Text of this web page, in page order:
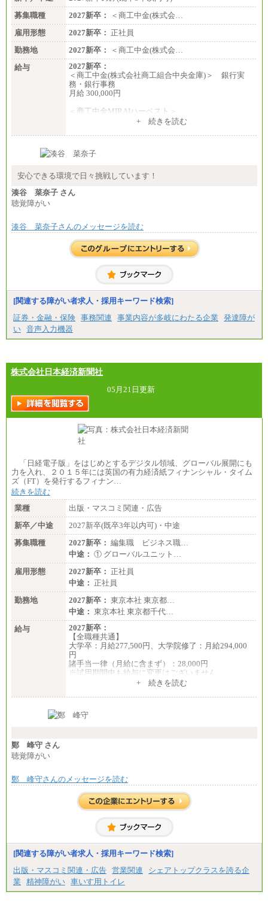
募集職種
2027新卒：
＜商工中金(株式会…
雇用形態
2027新卒： 正社員
勤務地
2027新卒：
＜商工中金(株式会…
給与
2027新卒：
＜商工中金(株式会社商工組合中央金庫)＞ 銀行実
務・銀行事務
月給 300,000円
＜商工中金MIRAIハーベスト＞
+ 続きを読む
安心できる環境で日々挑戦しています！
湊谷 菜奈子 さん
聴覚障がい
湊谷 菜奈子さんのメッセージを読む
[関連する障がい者求人・採用キーワード検索]
証券・金融・保険 事務関連 事業内容が多岐にわたる企業
発達障が
い 音声入力機器
株式会社日本経済新聞社
05月21日更新
「日経電子版」をはじめとするデジタル領域、グローバル展開にも
力を入れ、２０１５年には英国の有力経済紙フィナンシャル・タイム
ズ（FT）を発行するフィナン…
続きを読む
業種
出版・マスコミ関連・広告
新卒／中途
2027新卒(既卒3年以内可)・中途
募集職種
2027新卒： 編集職 ビジネス職…
中途： ① グローバルユニット…
雇用形態
2027新卒： 正社員
中途： 正社員
勤務地
2027新卒： 東京本社 東京都…
中途： 東京本社 東京都千代…
給与
2027新卒：
【全職種共通】
大学卒：月給277,500円、大学院修了：月給294,000
円
諸手当一律（月給に含まず）：28,000円
※試用期間中も給与に変更はございません
月給370,000円～
ます。
+ 続きを読む
鄭 峰守 さん
聴覚障がい
鄭 峰守さんのメッセージを読む
[関連する障がい者求人・採用キーワード検索]
出版・マスコミ関連・広告 営業関連
シェアトップクラスを誇る企
業
精神障がい 車いす用トイレ